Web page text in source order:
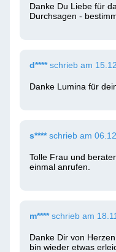
Danke Du Liebe für
Durchsagen -
d****schrieb am
Danke Lumina für
s****schrieb am
Tolle Frau und
einmal anrufen.
m****schrieb am
Danke Dir von
bin wieder etwas